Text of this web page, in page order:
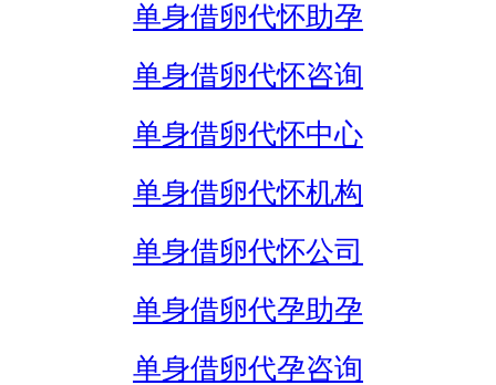
单身借卵代怀助孕
单身借卵代怀咨询
单身借卵代怀中心
单身借卵代怀机构
单身借卵代怀公司
单身借卵代孕助孕
单身借卵代孕咨询